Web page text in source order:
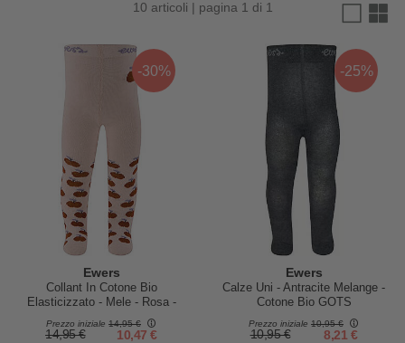
10 articoli | pagina 1 di 1
-30%
Ewers
Collant In Cotone Bio
Elasticizzato - Mele - Rosa -
Prezzo iniziale 14,95 €
14,95 € 10,47 €
-25%
Ewers
Calze Uni - Antracite Melange -
Cotone Bio GOTS
Prezzo iniziale 10,95 €
10,95 € 8,21 €